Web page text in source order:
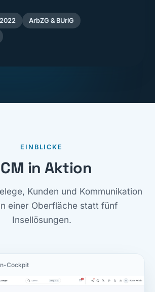
ArbZG & BUrlG
EINBLICKE
in Aktion
Kunden und Kommunikation
einer Oberfläche statt fünf
Insellösungen.
Cockpit